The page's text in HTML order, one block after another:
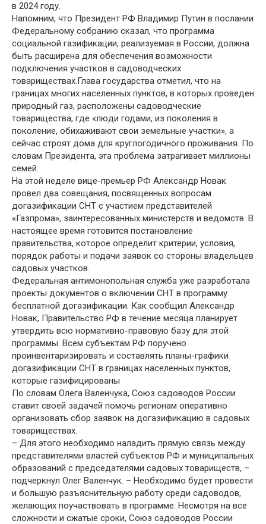
в 2024 году.
Напомним, что Президент РФ Владимир Путин в послании
Федеральному собранию сказал, что программа
социальной газификации, реализуемая в России, должна
быть расширена для обеспечения возможности
подключения участков в садоводческих
товариществах.Глава государства отметил, что на
границах многих населенных пунктов, в которых проведен
природный газ, расположены садоводческие
товарищества, где «люди годами, из поколения в
поколение, обихаживают свои земельные участки», а
сейчас строят дома для круглогодичного проживания. По
словам Президента, эта проблема затрагивает миллионы
семей.
На этой неделе вице-премьер РФ Александр Новак
провел два совещания, посвященных вопросам
догазификации СНТ с участием представителей
«Газпрома», заинтересованных министерств и ведомств. В
настоящее время готовится постановление
правительства, которое определит критерии, условия,
порядок работы и подачи заявок со стороны владельцев
садовых участков.
Федеральная антимонопольная служба уже разработала
проекты документов о включении СНТ в программу
бесплатной догазификации. Как сообщил Александр
Новак, Правительство РФ в течение месяца планирует
утвердить всю нормативно-правовую базу для этой
программы. Всем субъектам РФ поручено
проинвентаризировать и составлять планы-графики
догазификации СНТ в границах населенных пунктов,
которые газифицированы
По словам Олега Валенчука, Союз садоводов России
ставит своей задачей помочь регионам оперативно
организовать сбор заявок на догазификацию в садовых
товариществах.
– Для этого необходимо наладить прямую связь между
представителями властей субъектов РФ и муниципальных
образований с председателями садовых товариществ, –
подчеркнул Олег Валенчук. – Необходимо будет провести
и большую разъяснительную работу среди садоводов,
желающих поучаствовать в программе. Несмотря на все
сложности и сжатые сроки, Союз садоводов России